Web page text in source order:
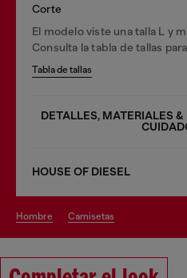
Corte
El modelo viste una talla L y
Consulta la tabla de tallas
Tabla de tallas
DETALLES, MATERIALES
HOUSE OF DIESEL
hombre camisetas